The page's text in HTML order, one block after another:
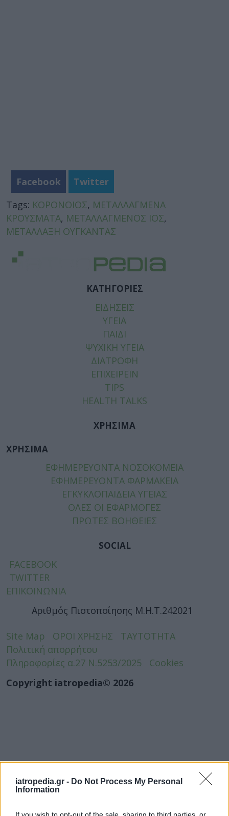
iatropedia.gr - Do Not Process My Personal
Information
Facebook
Twitter
Tags: ΚΟΡΟΝΟΙΟΣ, ΜΕΤΑΛΛΑΓΜΕΝΑ
ΚΡΟΥΣΜΑΤΑ, ΜΕΤΑΛΛΑΓΜΕΝΟΣ ΙΟΣ,
ΜΕΤΑΛΛΑΞΗ ΟΥΓΚΑΝΤΑΣ
ΚΑΤΗΓΟΡΙΕΣ
ΕΙΔΗΣΕΙΣ
ΥΓΕΙΑ
ΠΑΙΔΙ
ΨΥΧΙΚΗ ΥΓΕΙΑ
ΔΙΑΤΡΟΦΗ
ΕΠΙΧΕΙΡΕΙΝ
TIPS
HEALTH TALKS
ΧΡΗΣΙΜΑ
ΧΡΗΣΙΜΑ
ΕΦΗΜΕΡΕΥΟΝΤΑ ΝΟΣΟΚΟΜΕΙΑ
ΕΦΗΜΕΡΕΥΟΝΤΑ ΦΑΡΜΑΚΕΙΑ
ΕΓΚΥΚΛΟΠΑΙΔΕΙΑ ΥΓΕΙΑΣ
ΟΛΕΣ ΟΙ ΕΦΑΡΜΟΓΕΣ
ΠΡΩΤΕΣ ΒΟΗΘΕΙΕΣ
SOCIAL
FACEBOOK
TWITTER
ΕΠΙΚΟΙΝΩΝΙΑ
Αριθμός Πιστοποίησης Μ.Η.Τ.242021
Site Map ΟΡΟΙ ΧΡΗΣΗΣ
ΤΑΥΤΟΤΗΤΑ
Πολιτική απορρήτου
Πληροφορίες α.27 Ν.5253/2025
Cookies
Copyright iatropedia© 2026